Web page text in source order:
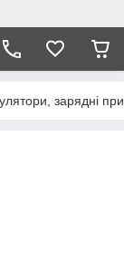
зарядні